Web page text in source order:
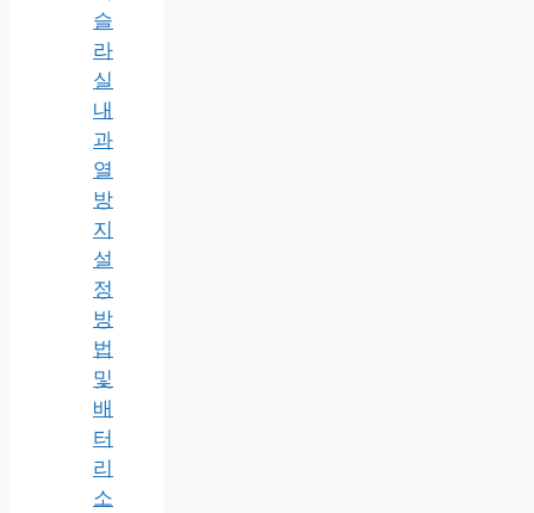
슬
라
실
내
과
열
방
지
설
정
방
법
및
배
터
리
소